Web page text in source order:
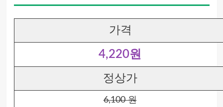
가격
4,220원
정상가
6,100 원